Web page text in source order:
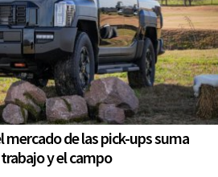
mercado de las pick-ups suma
y el campo